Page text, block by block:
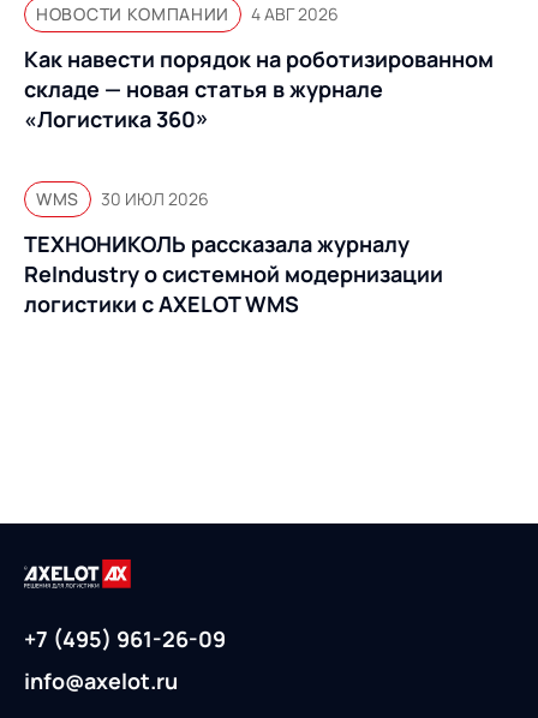
НОВОСТИ КОМПАНИИ 4 АВГ 2026
Как навести порядок на роботизированном
складе — новая статья в журнале
«Логистика 360»
WMS 30 ИЮЛ 2026
ТЕХНОНИКОЛЬ рассказала журналу
ReIndustry о системной модернизации
логистики с AXELOT WMS
+7 (495) 961-26-09
info@axelot.ru